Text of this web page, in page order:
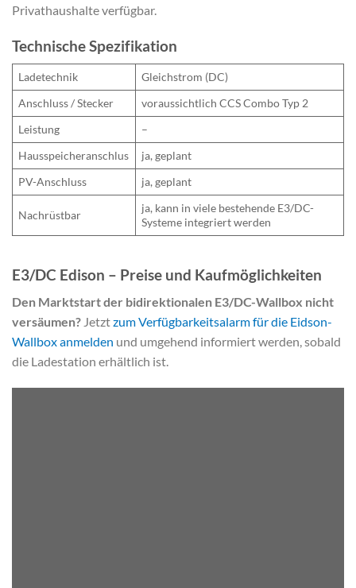
Privathaushalte verfügbar.
Technische Spezifikation
Ladetechnik
Gleichstrom (DC)
Anschluss / Stecker
voraussichtlich CCS Combo Typ 2
Leistung
–
Hausspeicheranschlus
ja, geplant
PV-Anschluss
ja, geplant
Nachrüstbar
ja, kann in viele bestehende E3/DC-
Systeme integriert werden
E3/DC Edison – Preise und Kaufmöglichkeiten
Den Marktstart der bidirektionalen E3/DC-Wallbox nicht
versäumen? Jetztzum Verfügbarkeitsalarm für die Eidson-
Wallbox anmelden und umgehend informiert werden, sobald
die Ladestation erhältlich ist.